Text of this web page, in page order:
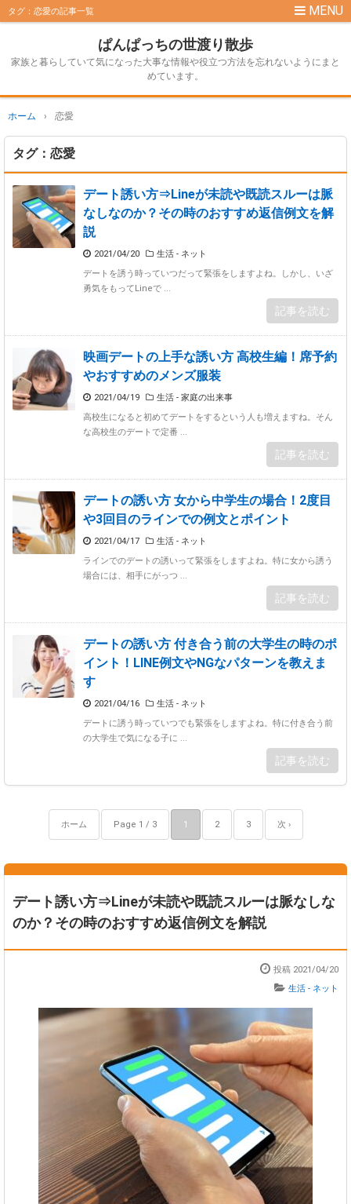
タグ：恋愛の記事一覧
ぱんぱっちの世渡り散歩
家族と暮らしていて気になった大事な情報や役立つ方法を忘れないようにまと
めています。
ホーム › 恋愛
タグ：恋愛
デート誘い方⇒Lineが未読や既読スルーは脈
なしなのか？その時のおすすめ返信例文を解
説
2021/04/20
生活 - ネット
デートを誘う時っていつだって緊張をしますよね。しかし、いざ
勇気をもってLineで ...
記事を読む
映画デートの上手な誘い方 高校生編！席予約
やおすすめのメンズ服装
2021/04/19
生活 - 家庭の出来事
高校生になると初めてデートをするという人も増えますね。そん
な高校生のデートで定番 ...
記事を読む
デートの誘い方 女から中学生の場合！2度目
や3回目のラインでの例文とポイント
2021/04/17
生活 - ネット
ラインでのデートの誘いって緊張をしますよね。特に女から誘う
場合には、相手にがっつ ...
記事を読む
デートの誘い方 付き合う前の大学生の時のポ
イント！LINE例文やNGなパターンを教えま
す
2021/04/16
生活 - ネット
デートに誘う時っていつでも緊張をしますよね。特に付き合う前
の大学生で気になる子に ...
記事を読む
ホーム Page 1 / 3 1 2 3 次 ›
デート誘い方⇒Lineが未読や既読スルーは脈なしな
のか？その時のおすすめ返信例文を解説
投稿 2021/04/20
生活 - ネット